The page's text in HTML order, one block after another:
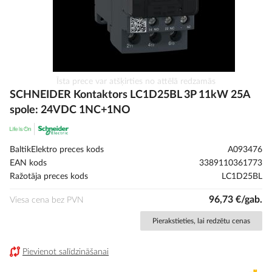
uz
galerijas
sākumu
Īsta prece var atšķirties no attēlā redzamās
SCHNEIDER Kontaktors LC1D25BL 3P 11kW 25A
spole: 24VDC 1NC+1NO
BaltikElektro preces kods
A093476
EAN kods
3389110361773
Ražotāja preces kods
LC1D25BL
Viesa cena bez PVN 96,73 €/gab.
Pierakstieties, lai redzētu cenas
Pievienot salīdzināšanai